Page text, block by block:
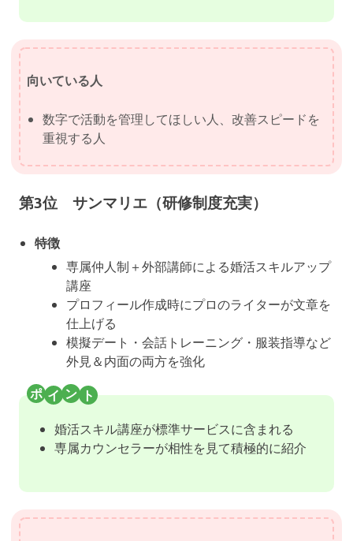
向いている人
数字で活動を管理してほしい人、改善スピードを
重視する人
第3位 サンマリエ（研修制度充実）
特徴
専属仲人制＋外部講師による婚活スキルアップ
講座
プロフィール作成時にプロのライターが文章を
仕上げる
模擬デート・会話トレーニング・服装指導など
外見＆内面の両方を強化
婚活スキル講座が標準サービスに含まれる
専属カウンセラーが相性を見て積極的に紹介